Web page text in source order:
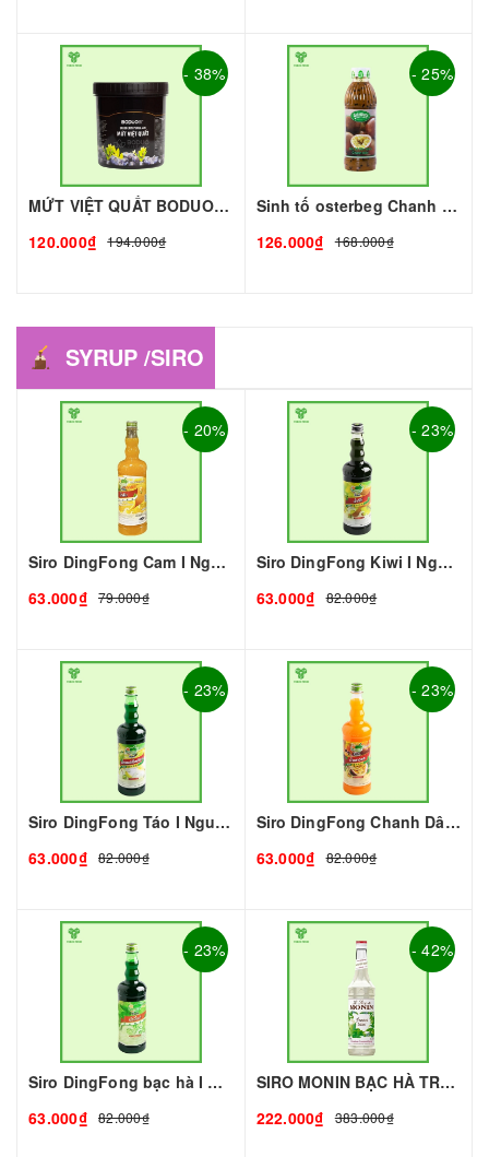
- 38%
MỨT VIỆT QUẤT BODUO- 1kg - BODUO | Mứt - Sinh Tố làm Trà Sữa - TOBEE FOOD
120.000₫
194.000₫
- 25%
Sinh tố osterbeg Chanh Dây 1L I Nguyên Liệu Pha Chế - Trà Trái Cây - Tobee Food
126.000₫
168.000₫
SYRUP /SIRO
- 20%
Siro DingFong Cam I Nguyên Liệu Pha Chế - Tobee Food
63.000₫ 79.000₫
- 23%
Siro DingFong Kiwi I Nguyên Liệu Pha Chế - Tobee Food
63.000₫
82.000₫
- 23%
Siro DingFong Táo I Nguyên Liệu Pha Chế - Tobee Food
63.000₫ 82.000₫
- 23%
Siro DingFong Chanh Dây I Nguyên Liệu Pha Chế - Tobee Food
63.000₫
82.000₫
- 23%
Siro DingFong bạc hà I Nguyên Liệu Pha Chế - Tobee Food
63.000₫ 82.000₫
- 42%
SIRO MONIN BẠC HÀ TRẮNG - 700ML - MONIN | Nguyên liệu pha chế - TOBEE FOOD
222.000₫
383.000₫